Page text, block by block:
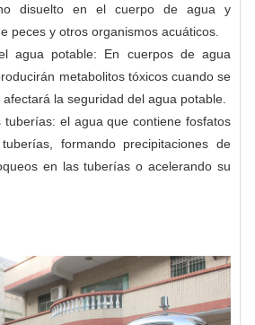
disuelto en el cuerpo de agua y
peces y otros organismos acuáticos.
potable: En cuerpos de agua
metabolitos tóxicos cuando se
la seguridad del agua potable.
el agua que contiene fosfatos
formando precipitaciones de
en las tuberías o acelerando su